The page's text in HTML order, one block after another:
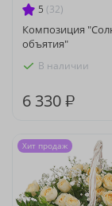
5 (32)
Композиция
объятия"
В наличии
6 330 ₽
Хит продаж